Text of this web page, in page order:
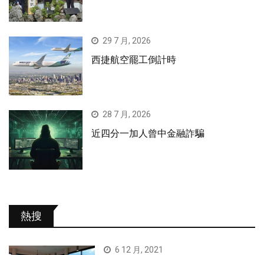
29 7 月, 2026
西捷航空罷工倒計時
28 7 月, 2026
近四分一加人曾中金融詐騙
熱搜
6 12 月, 2021